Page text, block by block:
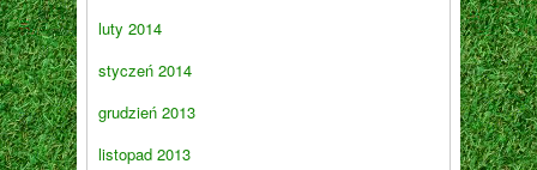
luty 2014
styczeń 2014
grudzień 2013
listopad 2013